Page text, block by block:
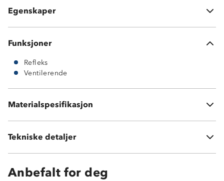
Egenskaper
Refleks
Funksjoner
Refleks
Ventilerende
Materialspesifikasjon
100 % polyester
Tekniske detaljer
Volum: 25 L
Anbefalt for deg